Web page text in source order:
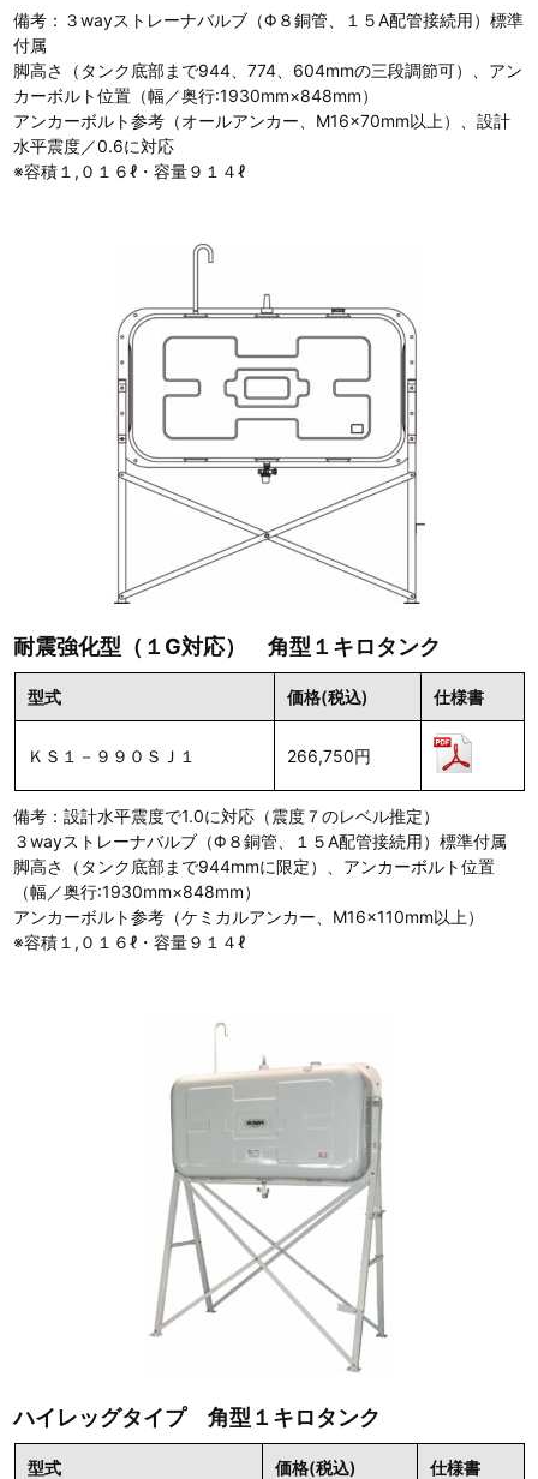
備考：３wayストレーナバルブ（Φ８銅管、１５A配管接続用）標準
付属
脚高さ（タンク底部まで944、774、604mmの三段調節可）、アン
カーボルト位置（幅／奥行:1930mm×848mm）
アンカーボルト参考（オールアンカー、M16×70mm以上）、設計
水平震度／0.6に対応
※容積１,０１６ℓ・容量９１４ℓ
耐震強化型（１G対応） 角型１キロタンク
型式 価格(税込) 仕様書
ＫＳ１－９９０ＳＪ１ 266,750円
備考：設計水平震度で1.0に対応（震度７のレベル推定）
３wayストレーナバルブ（Φ８銅管、１５A配管接続用）標準付属
脚高さ（タンク底部まで944mmに限定）、アンカーボルト位置
（幅／奥行:1930mm×848mm）
アンカーボルト参考（ケミカルアンカー、M16×110mm以上）
※容積１,０１６ℓ・容量９１４ℓ
ハイレッグタイプ 角型１キロタンク
型式 価格(税込) 仕様書